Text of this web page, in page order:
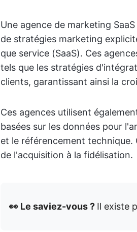
Une agence de marketing
de stratégies marketing
que service (SaaS). Ces
tels que les stratégies
clients, garantissant ainsi la
Ces agences utilisent
basées sur les données pour
et le référencement technique.
de l'acquisition à la fidélisation.
👀 Le saviez-vous ? Il existe